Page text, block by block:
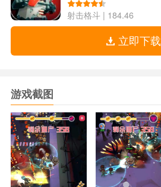
射击格斗 | 184.46
立即下载
游戏截图